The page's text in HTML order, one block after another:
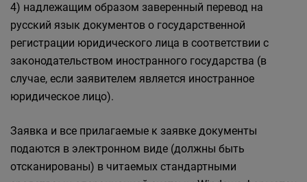
4) надлежащим образом заверенный перевод на
русский язык документов о государственной
регистрации юридического лица в соответствии с
законодательством иностранного государства (в
случае, если заявителем является иностранное
юридическое лицо).
Заявка и все прилагаемые к заявке документы
подаются в электронном виде (должны быть
отсканированы) в читаемых стандартными